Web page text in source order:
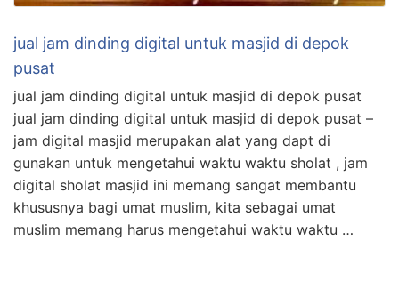
jual jam dinding digital untuk masjid di depok
pusat
jual jam dinding digital untuk masjid di depok pusat
jual jam dinding digital untuk masjid di depok pusat –
jam digital masjid merupakan alat yang dapt di
gunakan untuk mengetahui waktu waktu sholat , jam
digital sholat masjid ini memang sangat membantu
khususnya bagi umat muslim, kita sebagai umat
muslim memang harus mengetahui waktu waktu …